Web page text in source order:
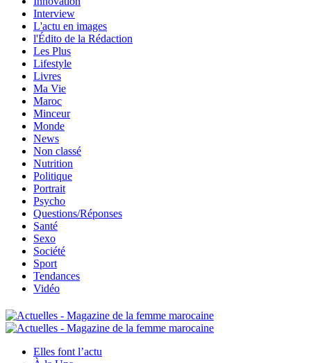
Interview
L'actu en images
l'Édito de la Rédaction
Les Plus
Lifestyle
Livres
Ma Vie
Maroc
Minceur
Monde
News
Non classé
Nutrition
Politique
Portrait
Psycho
Questions/Réponses
Santé
Sexo
Société
Sport
Tendances
Vidéo
Elles font l’actu